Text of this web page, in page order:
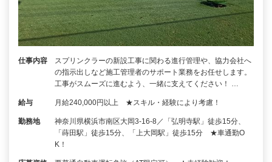
仕事内容
スプリンクラーの新設工事に関わる進行管理や、協力会社へ
の指示出しなど施工管理者のサポート業務をお任せします。
工事がスムーズに進むよう、一緒に支えてください！ …
給与 月給240,000円以上 ★スキル・経験により考慮！
勤務地
神奈川県横浜市南区大岡3-16-8／「弘明寺駅」徒歩15分、
「蒔田駅」徒歩15分、「上大岡駅」徒歩15分 ★車通勤O
K！